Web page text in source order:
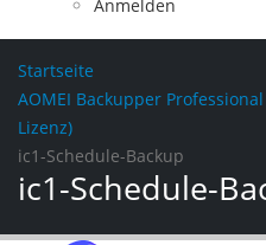
Anmelden
Startseite
AOMEI Backupper
Lizenz)
ic1-Schedule-Backup
ic1-Schedule-